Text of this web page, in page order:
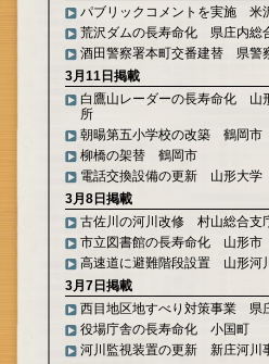
パブリックコメントを実施 米
荒沢ダムの長寿命化 県庄内総
酒田警察署本町交番建替 県警
3月11日掲載
白鷹山レーダーの長寿命化 山
所
朝暘第五小学校の改築 鶴岡市
柳橋の架替 鶴岡市
電話交換設備の更新 山形大学
3月8日掲載
古佐川の河川改修 村山総合支
市立図書館の長寿命化 山形市
高速道に避難階段設置 山形河
3月7日掲載
西目地区地すべり対策事業 県
役場庁舎の長寿命化 小国町
河川監視装置の更新 新庄河川